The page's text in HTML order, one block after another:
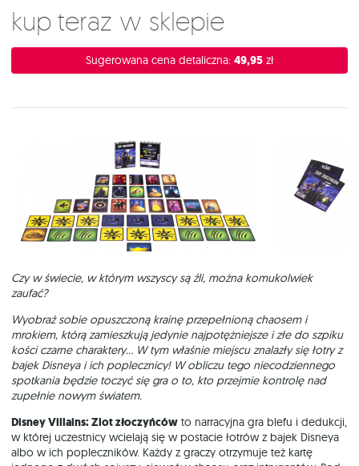
Kup teraz w sklepie
Sugerowana cena detaliczna: 49,95 zł
Czy w świecie, w którym wszyscy są źli, można komukolwiek
zaufać?
Wyobraź sobie opuszczoną krainę przepełnioną chaosem i
mrokiem, którą zamieszkują jedynie najpotężniejsze i złe do szpiku
kości czarne charaktery... W tym właśnie miejscu znalazły się łotry z
bajek Disneya i ich poplecznicy! W obliczu tego niecodziennego
spotkania będzie toczyć się gra o to, kto przejmie kontrolę nad
zupełnie nowym światem.
Disney Villains: Zlot złoczyńców to narracyjna gra blefu i dedukcji,
w której uczestnicy wcielają się w postacie łotrów z bajek Disneya
albo w ich popleczników. Każdy z graczy otrzymuje też kartę